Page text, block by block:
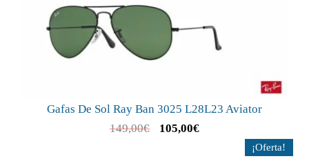
Gafas De Sol Ray Ban 3025 L28L23 Aviator
149,00€ 105,00€
¡Oferta!